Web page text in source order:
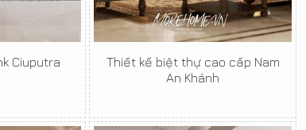
Ciuputra
Thiết kế biệt thự cao cấp Nam
An Khánh